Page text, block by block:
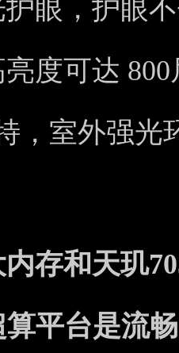
眼，护眼
度可达
，室外强光
存和天玑
算平台是流